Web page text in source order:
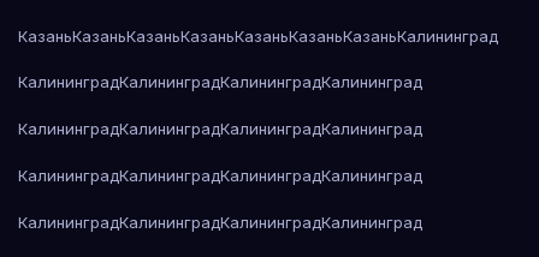
КазаньКазаньКазаньКазаньКазаньКазаньКазаньКалининград
КалининградКалининградКалининградКалининград
КалининградКалининградКалининградКалининград
КалининградКалининградКалининградКалининград
КалининградКалининградКалининградКалининград